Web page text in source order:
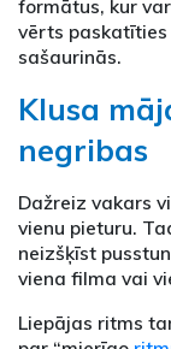
formātus, kur
vērts
sašaurinās.
Klusa
negribas
Dažreiz vakars
vienu pieturu.
neizšķīst
viena filma vai
Liepājas ritms